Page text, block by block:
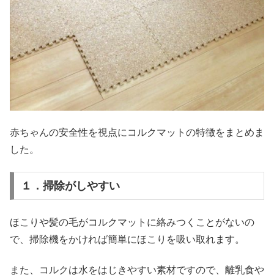
赤ちゃんの安全性を視点にコルクマットの特徴をまとめま
した。
１．掃除がしやすい
ほこりや髪の毛がコルクマットに絡みつくことがないの
で、掃除機をかければ簡単にほこりを吸い取れます。
また、コルクは水をはじきやすい素材ですので、離乳食や